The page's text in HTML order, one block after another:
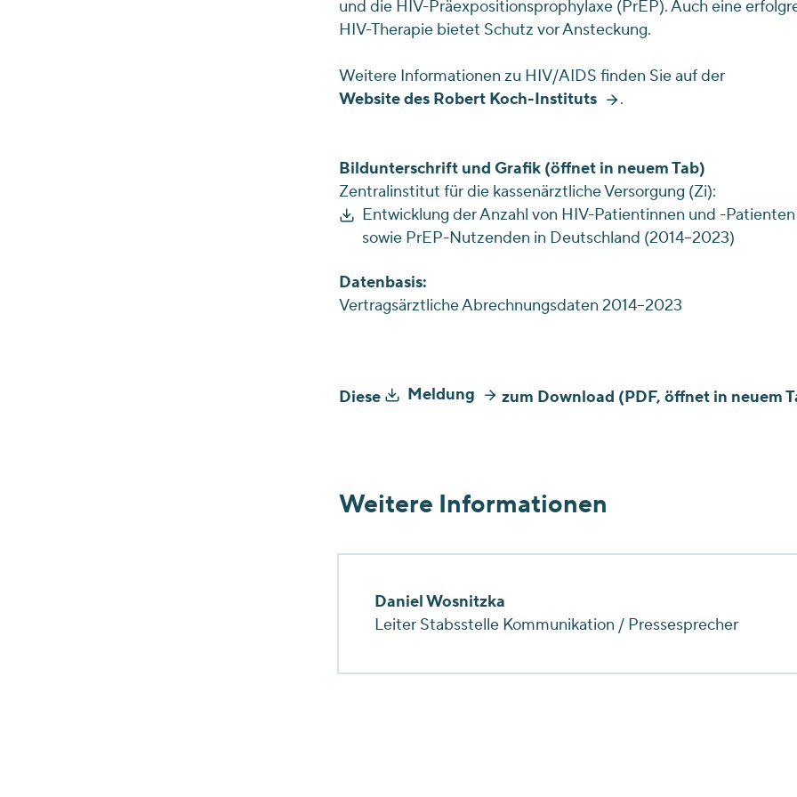
und die HIV-Prä­expositions­prophylaxe (PrEP). Auch eine
HIV-Therapie bietet Schutz vor Ansteckung.
Weitere Informationen zu HIV/AIDS finden Sie auf der
Website des Robert Koch-Instituts
.
Bildunterschrift und Grafik (öffnet in neuem Tab)
Zentralinstitut für die kassenärztliche Versorgung (Zi):
Entwicklung der Anzahl von HIV-Patientinnen und -Patienten
sowie PrEP-Nutzenden in Deutschland (2014–2023)
Datenbasis:
Vertragsärztliche Abrechnungsdaten 2014–2023
Diese Meldung zum Download (PDF, öffnet in neuem
Weitere Informationen
Daniel Wosnitzka
Leiter Stabsstelle Kommunikation / Pressesprecher